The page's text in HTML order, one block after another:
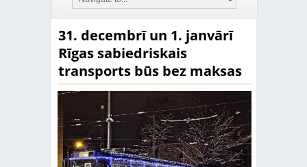
31. decembrī un 1. janvārī
Rīgas sabiedriskais
transports būs bez maksas